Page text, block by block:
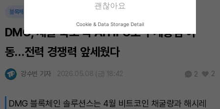
Bitcoin (BTC)
블록체인
DMG, 채굴 축소 속 AI·HPC로 무게중심 이
동…전력 경쟁력 앞세웠다
강수빈 기자 2026.05.08 (금) 18:42 2 2
DMG 블록체인 솔루션스는 4월 비트코인 채굴량과 해시레
괜찮아요
Cookie & Data Storage Detail